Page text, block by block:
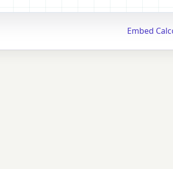
Embed